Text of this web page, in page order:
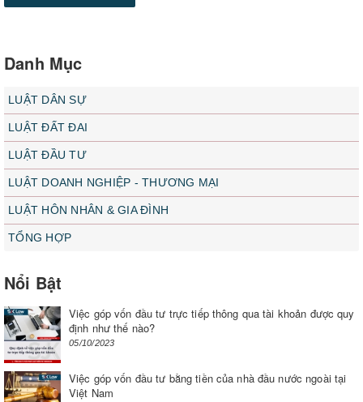
Danh Mục
LUẬT DÂN SỰ
LUẬT ĐẤT ĐAI
LUẬT ĐẦU TƯ
LUẬT DOANH NGHIỆP - THƯƠNG MẠI
LUẬT HÔN NHÂN & GIA ĐÌNH
TỔNG HỢP
Nổi Bật
Việc góp vốn đầu tư trực tiếp thông qua tài khoản được quy
định như thế nào?
05/10/2023
Việc góp vốn đầu tư bằng tiền của nhà đầu nước ngoài tại
Việt Nam